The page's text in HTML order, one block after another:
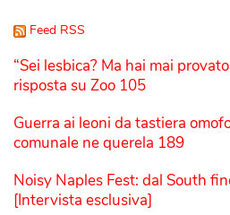
Feed RSS
“Sei lesbica? Ma hai mai
risposta su Zoo 105
Guerra ai leoni da tastiera
comunale ne querela 189
Noisy Naples Fest: dal South
[Intervista esclusiva]